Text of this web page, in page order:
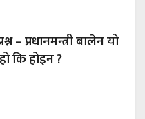
– प्रधानमन्त्री बालेन यो
कि होइन ?